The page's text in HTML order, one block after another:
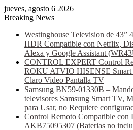
jueves, agosto 6 2026
Breaking News
Westinghouse Television de
HDR Compatible con Netflix,
Alexa y Google Assistant
CONTROL EXPERT Control
ROKU ATVIO HISENSE
Claro Video Pantalla TV
Samsung BN59-01330B –
televisores Samsung Smart TV,
para Usar, no Requiere
Control Remoto Compatible con
AKB75095307 (Baterias no